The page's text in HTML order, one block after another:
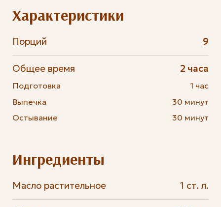
Характеристики
Порций 9
Общее время
Подготовка
Выпечка
Остывание
2 часа
1 час
30 минут
30 минут
Ингредиенты
Масло растительное 1 ст. л.